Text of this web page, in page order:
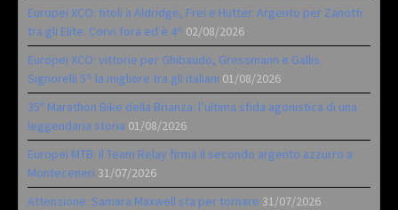
Europei XCO: titoli a Aldridge, Frei e Hutter. Argento per Zanotti
tra gli Elite. Corvi fora ed è 4^ 02/08/2026
Europei XCO: vittorie per Ghibaudo, Grossmann e Gallis.
Signorelli 5^ la migliore tra gli italiani 01/08/2026
35ª Marathon Bike della Brianza: l’ultima sfida agonistica di una
leggendaria storia 01/08/2026
Europei MTB: il Team Relay firma il secondo argento azzurro a
Monteceneri 31/07/2026
Attenzione: Samara Maxwell sta per tornare 31/07/2026